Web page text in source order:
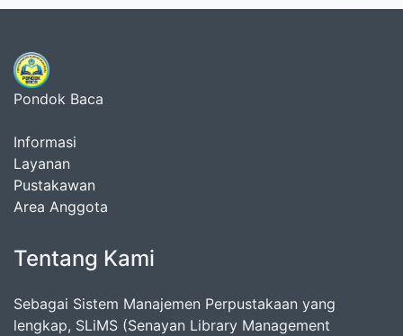
Pondok Baca
Informasi
Layanan
Pustakawan
Area Anggota
Tentang Kami
Sebagai Sistem Manajemen Perpustakaan yang
lengkap, SLiMS (Senayan Library Management